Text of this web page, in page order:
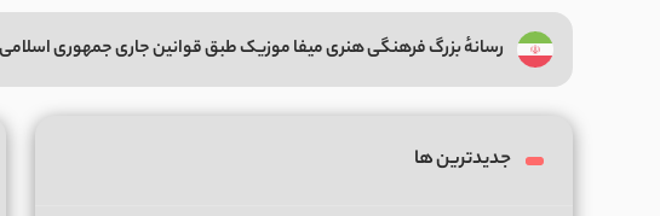
رسانهٔ بزرگ فرهنگی هنری میفا موزیک طبق قوانین جاری جمهوری اسلامی
جدیدترین ها